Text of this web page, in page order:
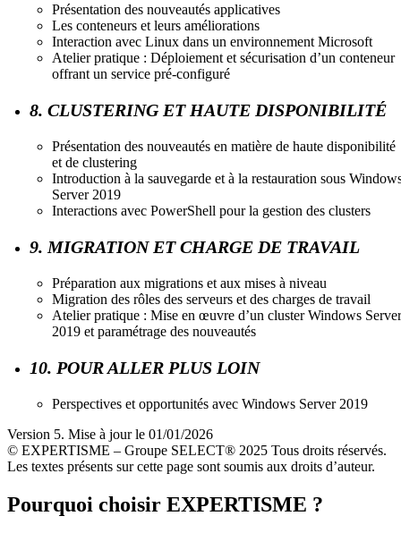
Présentation des nouveautés applicatives
Les conteneurs et leurs améliorations
Interaction avec Linux dans un environnement Microsoft
Atelier pratique : Déploiement et sécurisation d’un conteneur
offrant un service pré-configuré
8. CLUSTERING ET HAUTE DISPONIBILITÉ
Présentation des nouveautés en matière de haute disponibilité
et de clustering
Introduction à la sauvegarde et à la restauration sous
Server 2019
Interactions avec PowerShell pour la gestion des clusters
9. MIGRATION ET CHARGE DE TRAVAIL
Préparation aux migrations et aux mises à niveau
Migration des rôles des serveurs et des charges de travail
Atelier pratique : Mise en œuvre d’un cluster Windows Server
2019 et paramétrage des nouveautés
10. POUR ALLER PLUS LOIN
Perspectives et opportunités avec Windows Server 2019
Version 5. Mise à jour le 01/01/2026
© EXPERTISME – Groupe SELECT® 2025 Tous droits réservés.
Les textes présents sur cette page sont soumis aux droits d’auteur.
Pourquoi choisir EXPERTISME ?